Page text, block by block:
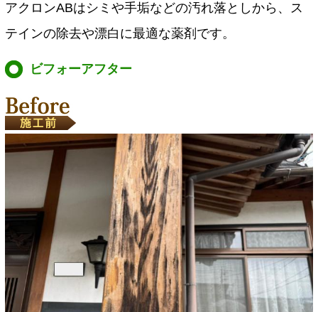
アクロンABはシミや手垢などの汚れ落としから、ス
テインの除去や漂白に最適な薬剤です。
ビフォーアフター